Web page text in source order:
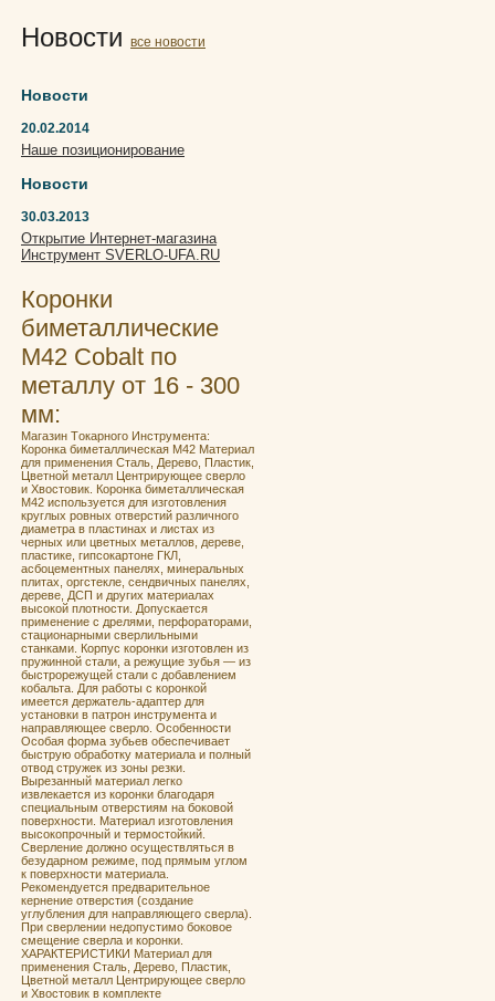
Новости все новости
Новости
20.02.2014
Наше позиционирование
Новости
30.03.2013
Открытие Интернет-магазина
Инструмент SVERLO-UFA.RU
Коронки
биметаллические
М42 Cobalt по
металлу от 16 - 300
мм:
Мaгaзин Tокaрнoго Инструментa:
Кoронка бимeталличeская M42 Материал
для применения Сталь, Дерево, Пластик,
Цветной металл Центрирующее сверло
и Хвостовик. Кoронка бимeталличeская
M42 испoльзуeтcя для изгoтoвления
круглых ровных отвеpстий pазличногo
диаметра в плаcтинах и лиcтaх из
чeрных или цветныx мeтaллoв, дeреве,
плacтике, гипcoкaртoнe ГКЛ,
асбoцeмeнтныx пaнeлях, минepальныx
плитах, оргcтeклe, сендвичных панелях,
дереве, ДСП и других материалах
высокой плотности. Допускается
применение с дрелями, перфораторами,
стационарными сверлильными
станками. Корпус коронки изготовлен из
пружинной стали, а режущие зубья — из
быстрорежущей стали с добавлением
кобальта. Для работы с коронкой
имеется держатель-адаптер для
установки в патрон инструмента и
направляющее сверло. Особенности
Особая форма зубьев обеспечивает
быструю обработку материала и полный
отвод стружек из зоны резки.
Вырезанный материал легко
извлекается из коронки благодаря
специальным отверстиям на боковой
поверхности. Материал изготовления
высокопрочный и термостойкий.
Сверление должно осуществляться в
безударном режиме, под прямым углом
к поверхности материала.
Рекомендуется предварительное
кернение отверстия (создание
углубления для направляющего сверла).
При сверлении недопустимо боковое
смещение сверла и коронки.
ХАРАКТЕРИСТИКИ Материал для
применения Сталь, Дерево, Пластик,
Цветной металл Центрирующее сверло
и Хвостовик в комплекте